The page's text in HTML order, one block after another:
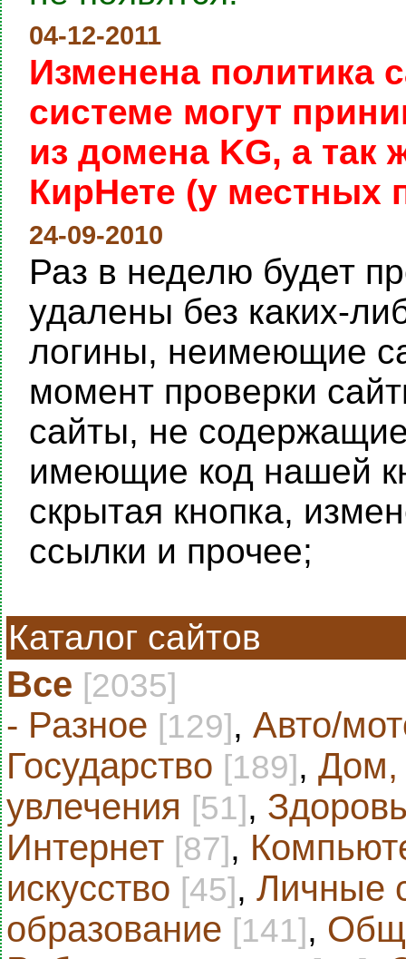
04-12-2011
Изменена политика
системе могут
из домена KG, а
КирНете (у местных
24-09-2010
Раз в неделю будет
удалены без каких-
логины, неимеющие
момент проверки
сайты, не
имеющие код нашей
скрытая кнопка,
ссылки и прочее;
Каталог сайтов
Все [2035]
- Разное [129], Авто/
Государство [189], Дом,
увлечения [51],
Интернет [87],
искусство [45], Личные
образование [141],